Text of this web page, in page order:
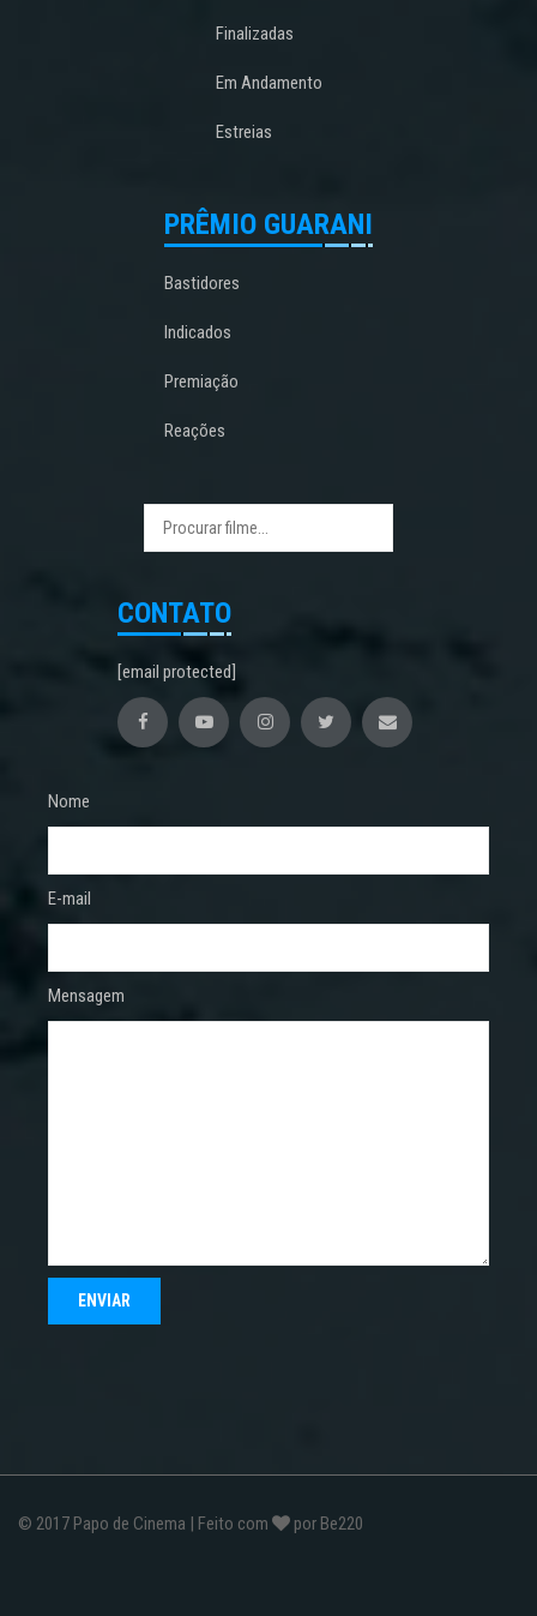
Finalizadas
Em Andamento
Estreias
PRÊMIO GUARANI
Bastidores
Indicados
Premiação
Reações
CONTATO
[email protected]
Nome
E-mail
Mensagem
© 2017 Papo de Cinema | Feito com por Be220